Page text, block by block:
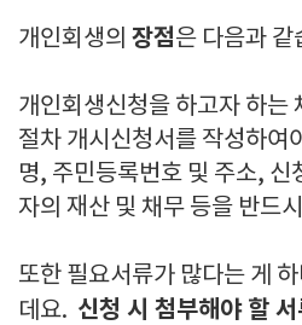
개인회생의 장점은 다음과 같
개인회생신청을 하고자 하는
절차 개시신청서를 작성하여
명, 주민등록번호 및 주소, 신
자의 재산 및 채무 등을 반드
또한 필요서류가 많다는 게
데요. 신청 시 첨부해야 할